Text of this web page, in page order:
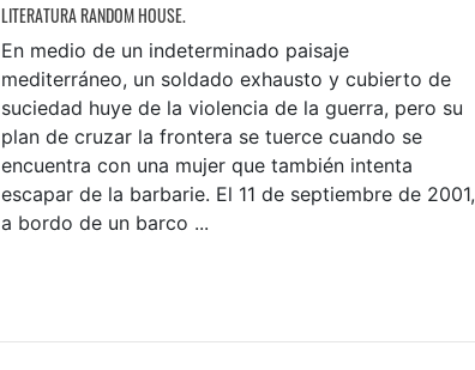
LITERATURA RANDOM HOUSE.
En medio de un indeterminado paisaje
mediterráneo, un soldado exhausto y cubierto de
suciedad huye de la violencia de la guerra, pero su
plan de cruzar la frontera se tuerce cuando se
encuentra con una mujer que también intenta
escapar de la barbarie. El 11 de septiembre de 2001,
a bordo de un barco ...